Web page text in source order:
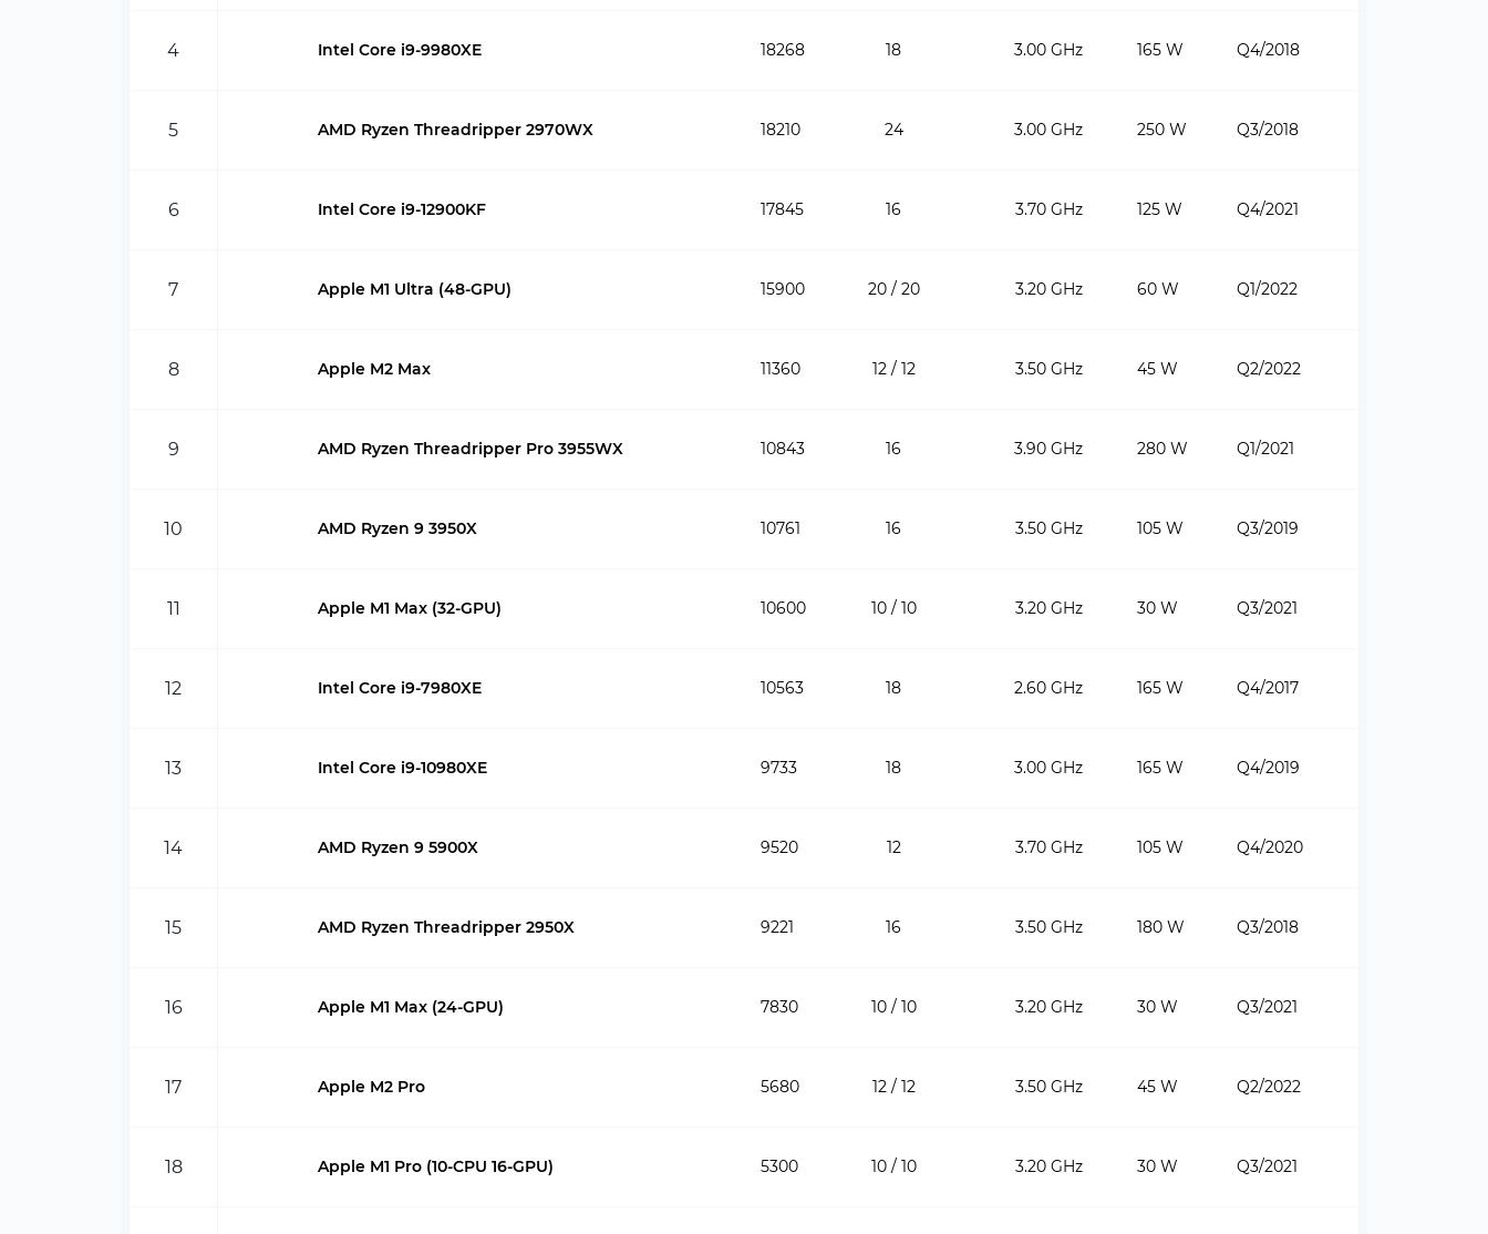
4 Intel Core i9-9980XE 18268 18 3.00 GHz 165 W Q4/2018
5 AMD Ryzen Threadripper 2970WX 18210 24 3.00 GHz 250 W Q3/2018
6 Intel Core i9-12900KF 17845 16 3.70 GHz 125 W Q4/2021
7 Apple M1 Ultra (48-GPU) 15900 20 / 20 3.20 GHz 60 W Q1/2022
8 Apple M2 Max 11360 12 / 12 3.50 GHz 45 W Q2/2022
9 AMD Ryzen Threadripper Pro 3955WX 10843 16 3.90 GHz 280 W Q1/2021
10 AMD Ryzen 9 3950X 10761 16 3.50 GHz 105 W Q3/2019
11 Apple M1 Max (32-GPU) 10600 10 / 10 3.20 GHz 30 W Q3/2021
12 Intel Core i9-7980XE 10563 18 2.60 GHz 165 W Q4/2017
13 Intel Core i9-10980XE 9733 18 3.00 GHz 165 W Q4/2019
14 AMD Ryzen 9 5900X 9520 12 3.70 GHz 105 W Q4/2020
15 AMD Ryzen Threadripper 2950X 9221 16 3.50 GHz 180 W Q3/2018
16 Apple M1 Max (24-GPU) 7830 10 / 10 3.20 GHz 30 W Q3/2021
17 Apple M2 Pro 5680 12 / 12 3.50 GHz 45 W Q2/2022
18 Apple M1 Pro (10-CPU 16-GPU) 5300 10 / 10 3.20 GHz 30 W Q3/2021